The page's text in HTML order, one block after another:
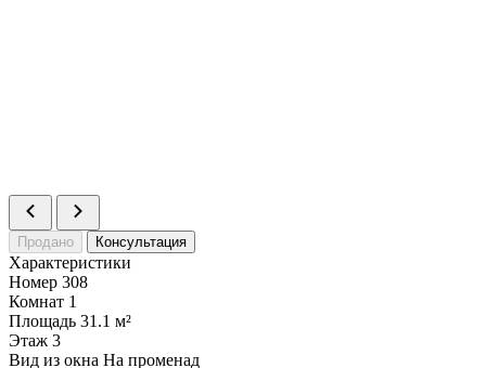
Продано Консультация
Характеристики
Номер 308
Комнат 1
Площадь 31.1 м²
Этаж 3
Вид из окна На променад